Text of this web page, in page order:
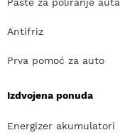
Antifriz
Prva pomoć za auto
Izdvojena ponuda
Energizer akumulatori